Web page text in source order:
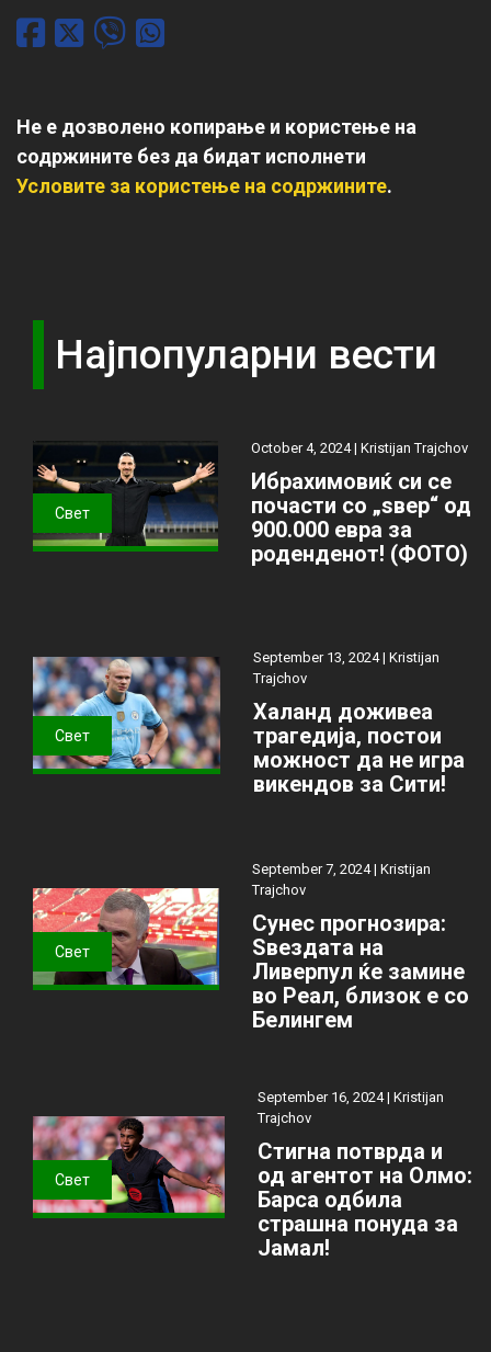
Не е дозволено копирање и користење на
содржините без да бидат исполнети
Условите за користење на содржините.
Најпопуларни вести
Свет
October 4, 2024 |Kristijan Trajchov
Ибрахимовиќ си се
почасти со „ѕвер“ од
900.000 евра за
роденденот! (ФОТО)
Свет
September 13, 2024 | Kristijan
Trajchov
Халанд доживеа
трагедија, постои
можност да не игра
викендов за Сити!
Свет
September 7, 2024 | Kristijan
Trajchov
Сунес прогнозира:
Ѕвездата на
Ливерпул ќе замине
во Реал, близок е со
Белингем
Свет
September 16, 2024 | Kristijan
Trajchov
Стигна потврда и
од агентот на Олмо:
Барса одбила
страшна понуда за
Јамал!